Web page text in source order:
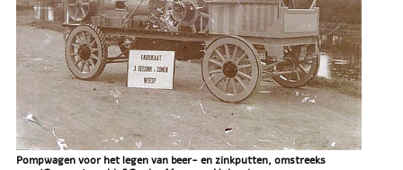
Pompwagen voor het legen van beer- en zinkputten, omstreeks